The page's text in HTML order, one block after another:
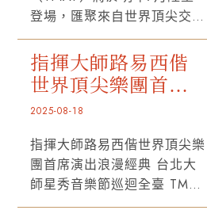
以及對卓越團隊能帶來長遠成
就的信心。」
登場，匯聚來自世界頂尖交響
樂團及音樂學院的夢幻師資，
邀集全球優秀音樂學子共襄盛
舉。TMAF致力於培育16至28
歲的年輕音樂家，為未來新秀
打造獨一無二的藝術學習環境
與舞台。作為孕育新星的搖
籃，自2019年創辦以來，吸
引許多菁英學子參與，即將邁
入第八屆的TMAF，已在國際
指揮大師路易西偕
世界頂尖樂團首席
演出浪漫經典 台北
迴全臺
2025-08-18
指揮大師路易西偕世界頂尖樂
團首席演出浪漫經典 台北大
師星秀音樂節巡迴全臺 TMAF
執行長陳則言 台北大師星秀